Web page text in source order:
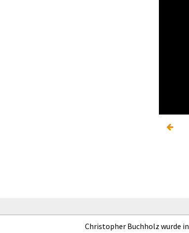
Christopher Buchholz wurde